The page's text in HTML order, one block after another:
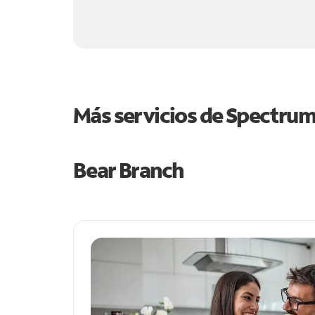
Más servicios de
Bear Branch